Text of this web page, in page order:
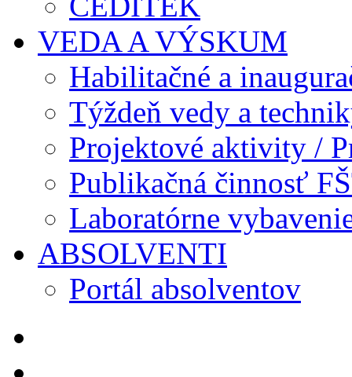
VEDA A VÝSKUM
Habilitačné a
Týždeň vedy a
Projektové aktivity /
Publikačná činnosť
Laboratórne
ABSOLVENTI
Portál absolventov